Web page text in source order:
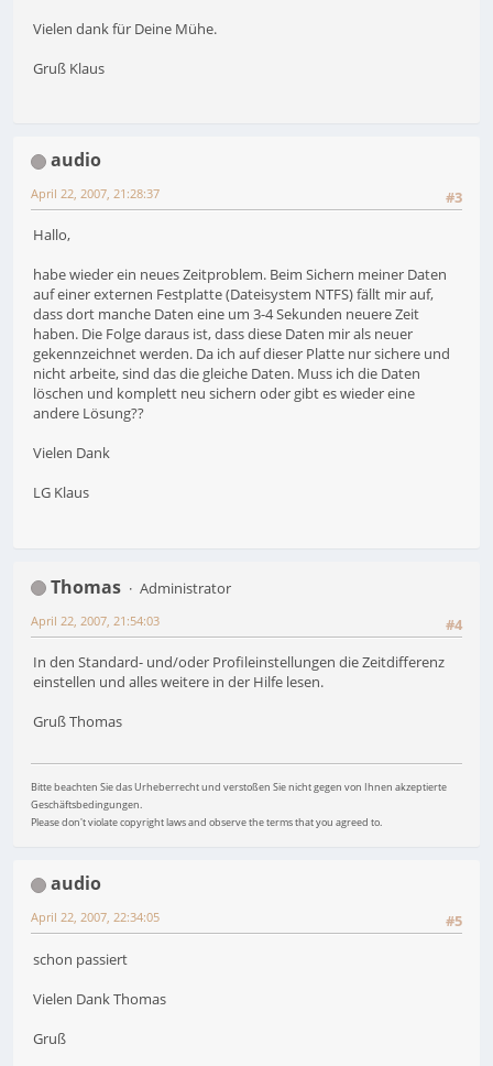
Vielen dank für Deine Mühe.
Gruß Klaus
audio
#3
April 22, 2007, 21:28:37
Hallo,
habe wieder ein neues Zeitproblem. Beim Sichern meiner Daten
auf einer externen Festplatte (Dateisystem NTFS) fällt mir auf,
dass dort manche Daten eine um 3-4 Sekunden neuere Zeit
haben. Die Folge daraus ist, dass diese Daten mir als neuer
gekennzeichnet werden. Da ich auf dieser Platte nur sichere und
nicht arbeite, sind das die gleiche Daten. Muss ich die Daten
löschen und komplett neu sichern oder gibt es wieder eine
andere Lösung??
Vielen Dank
LG Klaus
Thomas
Administrator
#4
April 22, 2007, 21:54:03
In den Standard- und/oder Profileinstellungen die Zeitdifferenz
einstellen und alles weitere in der Hilfe lesen.
Gruß Thomas
Bitte beachten Sie das Urheberrecht und verstoßen Sie nicht gegen von Ihnen akzeptierte
Geschäftsbedingungen.
Please don't violate copyright laws and observe the terms that you agreed to.
audio
#5
April 22, 2007, 22:34:05
schon passiert
Vielen Dank Thomas
Gruß